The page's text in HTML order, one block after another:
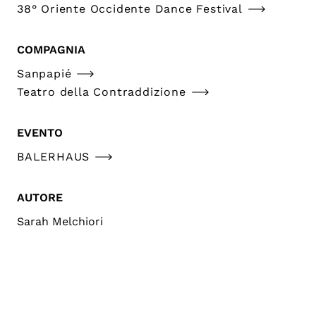
38° Oriente Occidente Dance Festival
COMPAGNIA
Sanpapié
Teatro della Contraddizione
EVENTO
BALERHAUS
AUTORE
Sarah Melchiori